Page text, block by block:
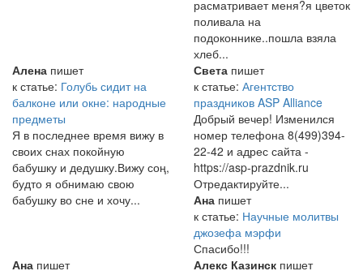
расматривает меня?я цветок
поливала на
подоконнике..пошла взяла
хлеб...
Алена пишет
к статье: Голубь сидит на
балконе или окне: народные
предметы
Я в последнее время вижу в
своих снах покойную
бабушку и дедушку.Вижу соң,
будто я обнимаю свою
бабушку во сне и хочу...
Света пишет
к статье: Агентство
праздников ASP Alliance
Добрый вечер! Изменился
номер телефона 8(499)394-
22-42 и адрес сайта -
https://asp-prazdnik.ru
Отредактируйте...
Ана пишет
к статье: Научные молитвы
джозефа мэрфи
Спасибо!!!
Ана пишет
Алекс Казинск пишет